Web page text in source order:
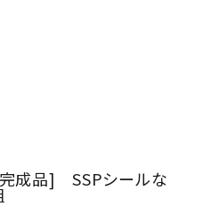
品] SSPシールな